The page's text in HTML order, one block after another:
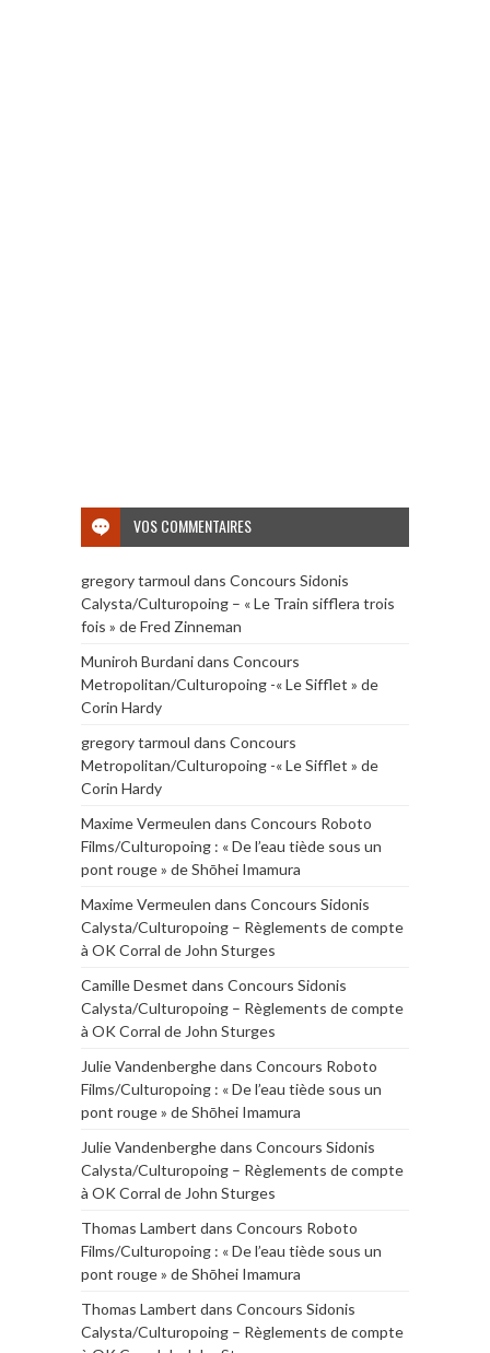
VOS COMMENTAIRES
gregory tarmoul dans Concours Sidonis
Calysta/Culturopoing – « Le Train sifflera trois
fois » de Fred Zinneman
Muniroh Burdanidans Concours
Metropolitan/Culturopoing -« Le Sifflet » de
Corin Hardy
gregory tarmoul dans Concours
Metropolitan/Culturopoing -« Le Sifflet » de
Corin Hardy
Maxime Vermeulen dans Concours Roboto
Films/Culturopoing : « De l’eau tiède sous un
pont rouge » de Shōhei Imamura
Maxime Vermeulen dans Concours Sidonis
Calysta/Culturopoing – Règlements de compte
à OK Corral de John Sturges
Camille Desmet dans Concours Sidonis
Calysta/Culturopoing – Règlements de compte
à OK Corral de John Sturges
Julie Vandenberghedans Concours Roboto
Films/Culturopoing : « De l’eau tiède sous un
pont rouge » de Shōhei Imamura
Julie Vandenberghedans Concours Sidonis
Calysta/Culturopoing – Règlements de compte
à OK Corral de John Sturges
Thomas Lambert dans Concours Roboto
Films/Culturopoing : « De l’eau tiède sous un
pont rouge » de Shōhei Imamura
Thomas Lambert dans Concours Sidonis
Calysta/Culturopoing – Règlements de compte